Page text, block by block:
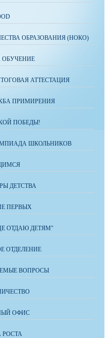
ОБРАЗОВАНИЯ (НОКО)
АТТЕСТАЦИЯ
ПРИМИРЕНИЯ
ПОБЕДЫ!
ШКОЛЬНИКОВ
ДЕТСТВА
ПЕРВЫХ
ОТДАЮ ДЕТЯМ"
ОТДЕЛЕНИЕ
ВОПРОСЫ
ОФИС
РОСТА